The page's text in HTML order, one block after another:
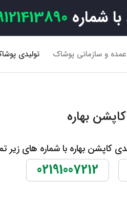
شماره
و سازمانی پوشاک تولیدی
بهاره
بهاره با شماره های زیر
02191007212